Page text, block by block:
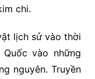
chi.
lịch sử vào thời
vào những
nguyên. Truyền